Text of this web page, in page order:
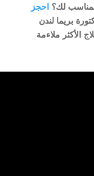
لك؟ احجز
بريما لندن
الأكثر ملاءمة